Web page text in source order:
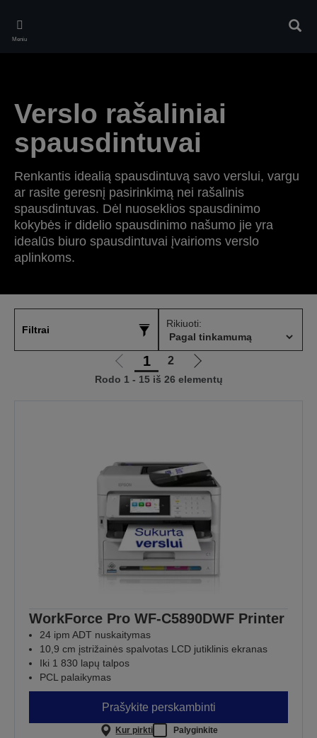
main
Meniu
Verslo rašaliniai
spausdintuvai
Renkantis idealią spausdintuvą savo verslui, vargu
ar rasite geresnį pasirinkimą nei rašalinis
spausdintuvas. Dėl nuoseklios spausdinimo
kokybės ir didelio spausdinimo našumo jie yra
idealūs biuro spausdintuvai įvairioms verslo
aplinkoms.
Filtrai
Rikiuoti:
Eiti
1 2
Eiti
į
Rodo 1 - 15 iš 26 elementų
WorkForce Pro WF-C5890DWF Printer
24 ipm ADT nuskaitymas
10,9 cm įstrižainės spalvotas LCD jutiklinis ekranas
Iki 1 830 lapų talpos
PCL palaikymas
Prašykite perskambinti
Kur pirkti Palyginkite